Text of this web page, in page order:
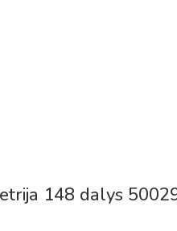
148 dalys